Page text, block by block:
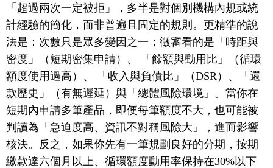
「超過兩次一定被拒」，多半是對個別機構內規或統
計經驗的簡化，而非普遍且固定的規則。更精準的說
法是：次數只是眾多變因之一；徵審看的是「時距與
密度」（短期密集申請）、 「餘額與動用比」（循環
額度使用過高）、 「收入與負債比」（DSR）、「還
款歷史」（有無遲延）與「總體風險環境」。當你在
短期內申請多筆產品，即便每筆額度不大，也可能被
判讀為「急迫度高、資訊不對稱風險大」，進而影響
核決。反之，如果你先有一筆規劃良好的分期，按期
繳款達六個月以上、循環額度動用率保持在30%以下